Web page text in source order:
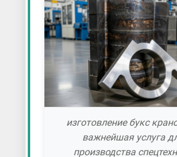
изготовление букс
важнейшая услуга
производства